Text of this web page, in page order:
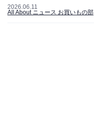
2026.06.11
All About ニュース お買いもの部